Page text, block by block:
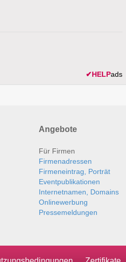
✔HELPads
Angebote
Für Firmen
Firmenadressen
Firmeneintrag, Porträt
Eventpublikationen
Internetnamen, Domains
Onlinewerbung
Pressemeldungen